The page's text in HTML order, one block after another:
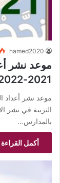
hamed2020
موعد نشر
2021-2022
التربية في نشر
بالمدارس…
أكمل